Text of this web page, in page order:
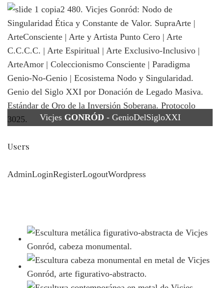
Vicjes GONRÓD - GenioDelSigloXXI
Users
AdminLoginRegisterLogoutWordpress